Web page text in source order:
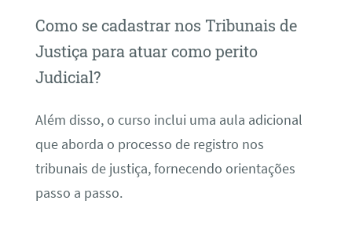
Como se cadastrar nos Tribunais de
Justiça para atuar como perito
Judicial?
Além disso, o curso inclui uma aula adicional
que aborda o processo de registro nos
tribunais de justiça, fornecendo orientações
passo a passo.